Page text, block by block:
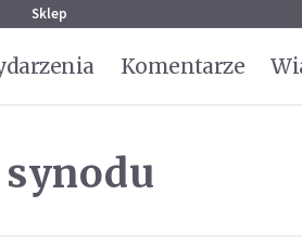
Sklep
Komentarze